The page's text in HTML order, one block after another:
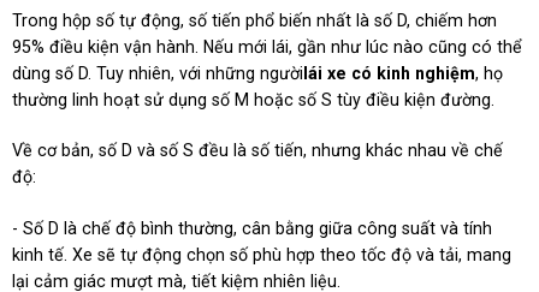
Trong hộp số tự động, số tiến phổ biến nhất là số D, chiếm hơn
95% điều kiện vận hành. Nếu mới lái, gần như lúc nào cũng có thể
dùng số D. Tuy nhiên, với những người lái xe có kinh nghiệm, họ
thường linh hoạt sử dụng số M hoặc số S tùy điều kiện đường.
Về cơ bản, số D và số S đều là số tiến, nhưng khác nhau về chế
độ:
- Số D là chế độ bình thường, cân bằng giữa công suất và tính
kinh tế. Xe sẽ tự động chọn số phù hợp theo tốc độ và tải, mang
lại cảm giác mượt mà, tiết kiệm nhiên liệu.